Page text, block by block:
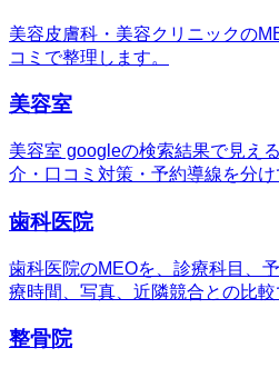
美容皮膚科・美容クリニックの
コミで整理します。
美容室
美容室 googleの検索結果で見え
介・口コミ対策・予約導線を分け
歯科医院
歯科医院のMEOを、診療科目、
療時間、写真、近隣競合との比較
整骨院